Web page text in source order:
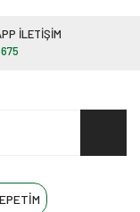
İLETİŞİM